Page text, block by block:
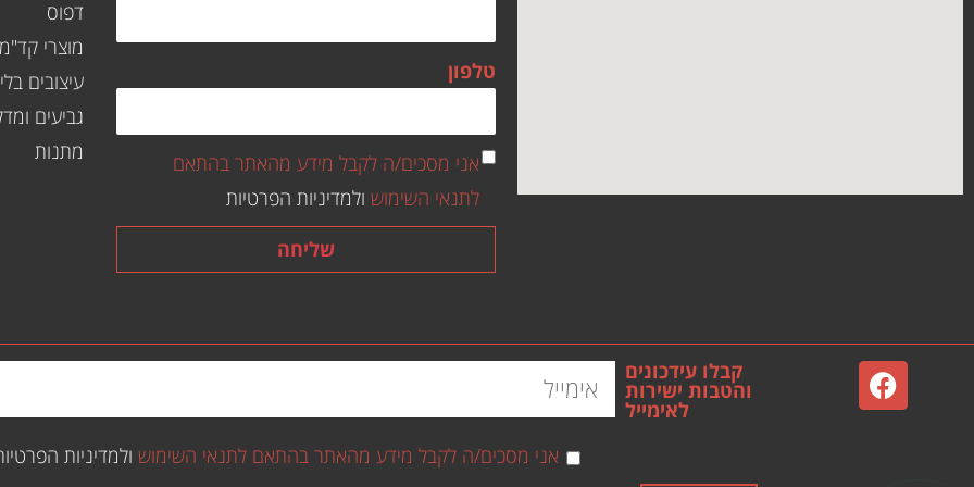
טלפון
אני מסכים/ה לקבל מידע מהאתר בהתאם
לתנאי השימוש ולמדיניות הפרטיות
שליחה
דפוס
מוצרי קד"מ
עיצובים
גביעים
מתנות
קבלו עידכונים
והטבות ישירות
לאימייל
אני מסכים/ה לקבל מידע מהאתר בהתאם לתנאי השימוש ולמדיניות